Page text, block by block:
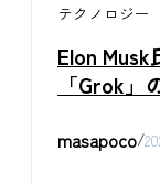
テクノロジー
Elon
「Grok
masapoco/